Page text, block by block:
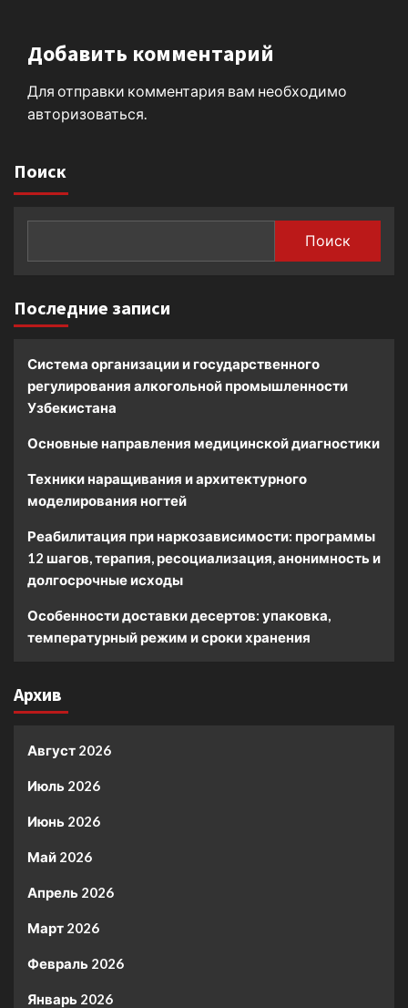
Добавить комментарий
Для отправки комментария вам необходимо
авторизоваться
Поиск
Поиск
Последние записи
Система организации и государственного
регулирования алкогольной промышленности
Узбекистана
Основные направления медицинской диагностики
Техники наращивания и архитектурного
моделирования ногтей
Реабилитация при наркозависимости: программы
12 шагов, терапия, ресоциализация, анонимность и
долгосрочные исходы
Особенности доставки десертов: упаковка,
температурный режим и сроки хранения
Архив
Август 2026
Июль 2026
Июнь 2026
Май 2026
Апрель 2026
Март 2026
Февраль 2026
Январь 2026